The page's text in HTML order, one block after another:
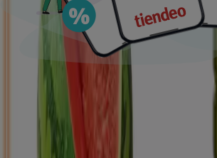
Tiendeo en tu ciudad
Barcelona Valencia Sevilla
Málaga
Palma de Mallorca
Las Palmas de Gran Canaria
Córdoba
Granada
Ver más ciudades